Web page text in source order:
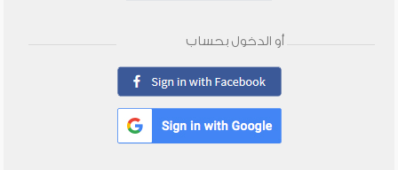
أو الدخول بحساب